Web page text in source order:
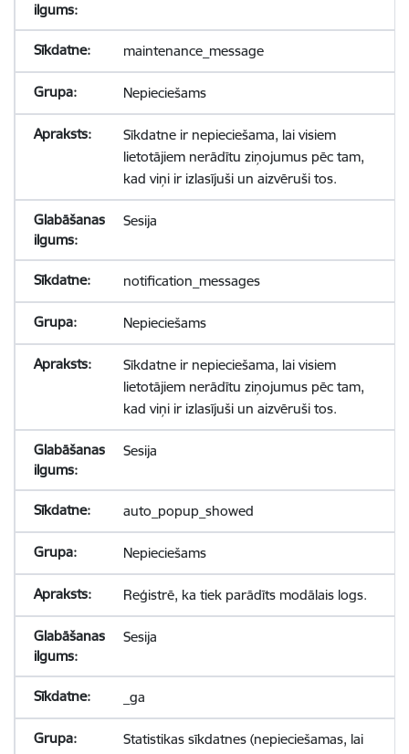
maintenance_message
Nepieciešams
Sīkdatne ir nepieciešama, lai visiem
lietotājiem nerādītu ziņojumus pēc tam,
kad viņi ir izlasījuši un aizvēruši tos.
Sesija
notification_messages
Nepieciešams
Sīkdatne ir nepieciešama, lai visiem
lietotājiem nerādītu ziņojumus pēc tam,
kad viņi ir izlasījuši un aizvēruši tos.
Sesija
auto_popup_showed
Nepieciešams
Reģistrē, ka tiek parādīts modālais logs.
Sesija
_ga
Statistikas sīkdatnes (nepieciešamas, lai